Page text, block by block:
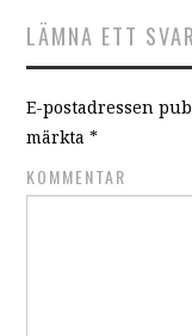
LÄMNA ETT SVAR
E-postadressen
märkta*
KOMMENTAR